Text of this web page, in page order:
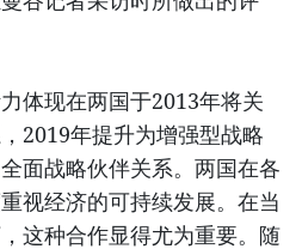
体现在两国于2013年将关
2019年提升为增强型战略
面战略伙伴关系。两国在各
视经济的可持续发展。在当
这种合作显得尤为重要。随